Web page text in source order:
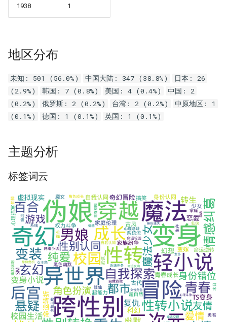
1938 1
地区分布
未知: 501 (56.0%) 中国大陆: 347 (38.8%)
日本: 26
(2.9%)
韩国: 7 (0.8%) 美国: 4 (0.4%)
中国: 2
(0.2%)
俄罗斯: 2 (0.2%) 台湾: 2 (0.2%)
中原地区: 1
(0.1%)
德国: 1 (0.1%) 英国: 1 (0.1%)
主题分析
标签词云